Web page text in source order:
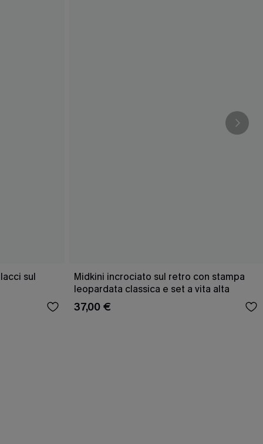
sul
Midkini incrociato sul retro con stampa
leopardata classica e set a vita alta
37,00 €